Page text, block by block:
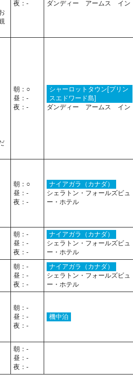
夜：-
ダンディー アームス イン
朝：○
昼：-
夜：-
シャーロットタウン[プリン
スエドワード島]
ダンディー アームス イン
朝：○
昼：-
夜：-
ナイアガラ（カナダ）
シェラトン・フォールズビュ
ー・ホテル
朝：-
昼：-
夜：-
ナイアガラ（カナダ）
シェラトン・フォールズビュ
ー・ホテル
朝：-
昼：-
夜：-
ナイアガラ（カナダ）
シェラトン・フォールズビュ
ー・ホテル
朝：-
昼：-
夜：-
機中泊
朝：-
昼：-
夜：-